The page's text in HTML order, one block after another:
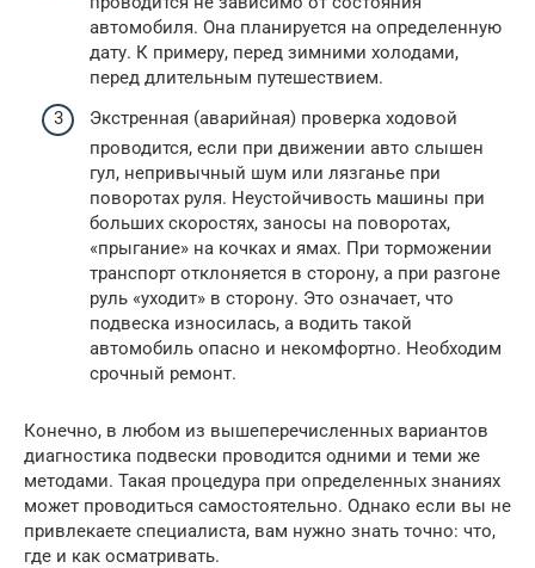
автомобиля. Она планируется на определенную
дату. К примеру, перед зимними холодами,
перед длительным путешествием.
Экстренная (аварийная) проверка ходовой
проводится, если при движении авто слышен
гул, непривычный шум или лязганье при
поворотах руля. Неустойчивость машины при
больших скоростях, заносы на поворотах,
«прыгание» на кочках и ямах. При торможении
транспорт отклоняется в сторону, а при разгоне
руль «уходит» в сторону. Это означает, что
подвеска износилась, а водить такой
автомобиль опасно и некомфортно. Необходим
срочный ремонт.
Конечно, в любом из вышеперечисленных вариантов
диагностика подвески проводится одними и теми же
методами. Такая процедура при определенных знаниях
может проводиться самостоятельно. Однако если вы не
привлекаете специалиста, вам нужно знать точно: что,
где и как осматривать.